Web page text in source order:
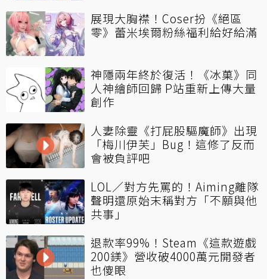
展現大胸襟！Coser扮《絕區
零》蕾米埃爾粉絲福利給好給滿
神隱兩年終於復活！《冰菓》同
人神繪師回歸 P站重新上傳大量
創作
人妻除靈《打屁股驅魔師》出現
「梅川伊芙」Bug！這修了反而
會被負評吧
LOL／對方先罵的！Aiming離隊
聲明還原始末稱對方「不願與他
共事」
退款率99%！Steam《這款遊戲
200鎂》營收破4000萬元開發者
也傻眼